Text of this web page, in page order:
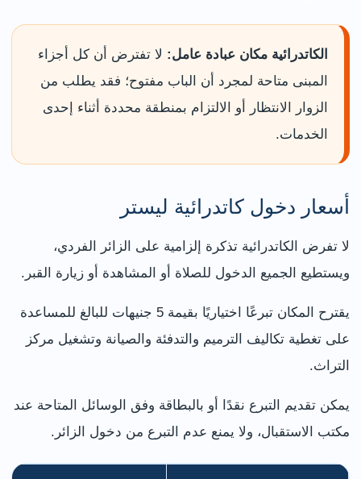
الكاتدرائية مكان عبادة عامل: لا تفترض أن كل أجزاء
المبنى متاحة لمجرد أن الباب مفتوح؛ فقد يطلب من
الزوار الانتظار أو الالتزام بمنطقة محددة أثناء إحدى
الخدمات.
أسعار دخول كاتدرائية ليستر
لا تفرض الكاتدرائية تذكرة إلزامية على الزائر الفردي،
ويستطيع الجميع الدخول للصلاة أو المشاهدة أو زيارة القبر.
يقترح المكان تبرعًا اختياريًا بقيمة 5 جنيهات للبالغ للمساعدة
على تغطية تكاليف الترميم والتدفئة والصيانة وتشغيل مركز
التراث.
يمكن تقديم التبرع نقدًا أو بالبطاقة وفق الوسائل المتاحة عند
مكتب الاستقبال، ولا يمنع عدم التبرع من دخول الزائر.